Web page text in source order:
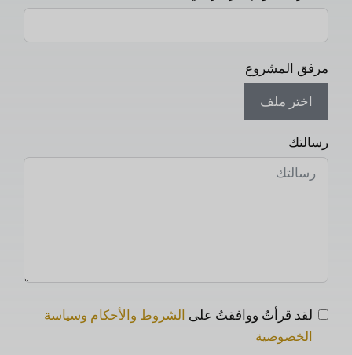
مرفق المشروع
اختر ملف
رسالتك
لقد قرأتُ ووافقتُ على الشروط والأحكام وسياسة
الخصوصية